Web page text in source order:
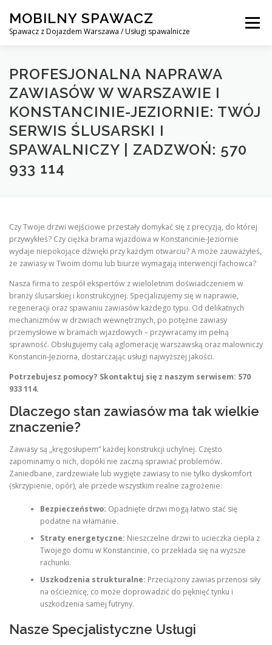
content
MOBILNY SPAWACZ
Spawacz z Dojazdem Warszawa / Usługi spawalnicze
Menu
MOBILNY SPAWACZ WARSZAWA BLOG
KONTAKT
PROFESJONALNA NAPRAWA
ZAWIASÓW W WARSZAWIE I
KONSTANCINIE-JEZIORNIE: TWÓJ
SERWIS ŚLUSARSKI I
SPAWALNICZY | ZADZWOŃ: 570
933 114
Czy Twoje drzwi wejściowe przestały domykać się z precyzją, do której
przywykłeś? Czy ciężka brama wjazdowa w Konstancinie-Jeziornie
wydaje niepokojące dźwięki przy każdym otwarciu? A może zauważyłeś,
że zawiasy w Twoim domu lub biurze wymagają interwencji fachowca?
Nasza firma to zespół ekspertów z wieloletnim doświadczeniem w
branży ślusarskiej i konstrukcyjnej. Specjalizujemy się w naprawie,
regeneracji oraz spawaniu zawiasów każdego typu. Od delikatnych
mechanizmów w drzwiach wewnętrznych, po potężne zawiasy
przemysłowe w bramach wjazdowych – przywracamy im pełną
sprawność. Obsługujemy całą aglomerację warszawską oraz malowniczy
Konstancin-Jeziorna, dostarczając usługi najwyższej jakości.
Potrzebujesz pomocy? Skontaktuj się z naszym serwisem: 570
933 114.
Dlaczego stan zawiasów ma tak wielkie
znaczenie?
Zawiasy są „kręgosłupem” każdej konstrukcji uchylnej. Często
zapominamy o nich, dopóki nie zaczną sprawiać problemów.
Zaniedbane, zardzewiałe lub wygięte zawiasy to nie tylko dyskomfort
(skrzypienie, opór), ale przede wszystkim realne zagrożenie:
Bezpieczeństwo: Opadnięte drzwi mogą łatwo stać się
podatne na włamanie.
Straty energetyczne: Nieszczelne drzwi to ucieczka ciepła z
Twojego domu w Konstancinie, co przekłada się na wyższe
rachunki.
Uszkodzenia strukturalne: Przeciążony zawias przenosi siły
na ościeżnicę, co może doprowadzić do pęknięć tynku i
uszkodzenia samej futryny.
Nasze Specjalistyczne Usługi